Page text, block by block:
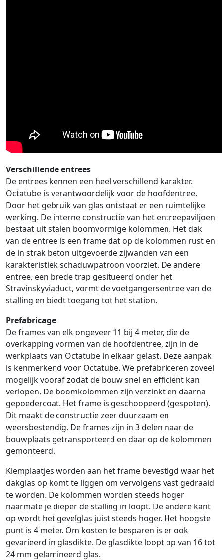
Verschillende entrees
De entrees kennen een heel verschillend karakter.
Octatube is verantwoordelijk voor de hoofdentree.
Door het gebruik van glas ontstaat er een ruimtelijke
werking. De interne constructie van het entreepaviljoen
bestaat uit stalen boomvormige kolommen. Het dak
van de entree is een frame dat op de kolommen rust en
de in strak beton uitgevoerde zijwanden van een
karakteristiek schaduwpatroon voorziet. De andere
entree, een brede trap gesitueerd onder het
Stravinskyviaduct, vormt de voetgangersentree van de
stalling en biedt toegang tot het station.
Prefabricage
De frames van elk ongeveer 11 bij 4 meter, die de
overkapping vormen van de hoofdentree, zijn in de
werkplaats van Octatube in elkaar gelast. Deze aanpak
is kenmerkend voor Octatube. We prefabriceren zoveel
mogelijk vooraf zodat de bouw snel en efficiënt kan
verlopen. De boomkolommen zijn verzinkt en daarna
gepoedercoat. Het frame is geschoopeerd (gespoten).
Dit maakt de constructie zeer duurzaam en
weersbestendig. De frames zijn in 3 delen naar de
bouwplaats getransporteerd en daar op de kolommen
gemonteerd.
Klemplaatjes worden aan het frame bevestigd waar het
dakglas op komt te liggen om vervolgens vast gedraaid
te worden. De kolommen worden steeds hoger
naarmate je dieper de stalling in loopt. De andere kant
op wordt het gevelglas juist steeds hoger. Het hoogste
punt is 4 meter. Om kosten te besparen is er ook
gevarieerd in glasdikte. De glasdikte loopt op van 16 tot
24 mm gelamineerd glas.